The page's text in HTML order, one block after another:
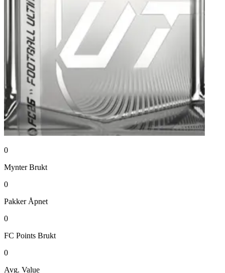
0
Mynter Brukt
0
Pakker Åpnet
0
FC Points Brukt
0
Avg. Value